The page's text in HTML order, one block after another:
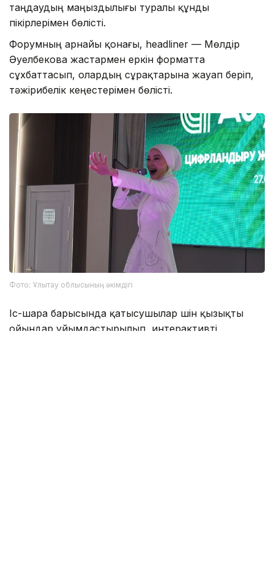
таңдаудың маңыздылығы туралы құнды
пікірлерімен бөлісті.
Форумның арнайы қонағы, headliner — Мөлдір
Әуелбекова жастармен еркін форматта
сұхбаттасып, олардың сұрақтарына жауап беріп,
тәжірибелік кеңестерімен бөлісті.
Фото: Ұлытау облысының әкімдігі
Іс-шара барысында қатысушылар үшін қызықты
ойындар ұйымдастырылып, интерактивті